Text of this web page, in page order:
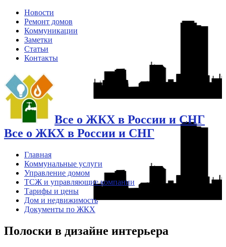
Новости
Ремонт домов
Коммуникации
Заметки
Статьи
Контакты
Все о ЖКХ в России и СНГ
Все о ЖКХ в России и СНГ
Главная
Коммунальные услуги
Управление домом
ТСЖ и управляющие компании
Тарифы и цены
Дом и недвижимость
Документы по ЖКХ
Полоски в дизайне интерьера